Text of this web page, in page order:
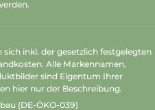
inkl. der gesetzlich festgelegten
Alle Markennamen,
sind Eigentum Ihrer
hier nur der Beschreibung.
(DE-ÖKO-039)